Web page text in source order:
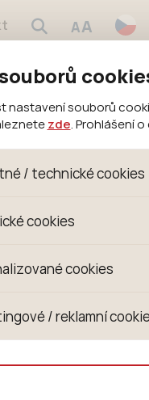
nastavení souborů
zde. Prohlášení
/ technické cookies
soubory, které
se mimo jiné k
cookies
shromažďujeme
se již
cookies
jsou využívány
zkušenosti. Díky
nevhodným
/ reklamní
AA
volného